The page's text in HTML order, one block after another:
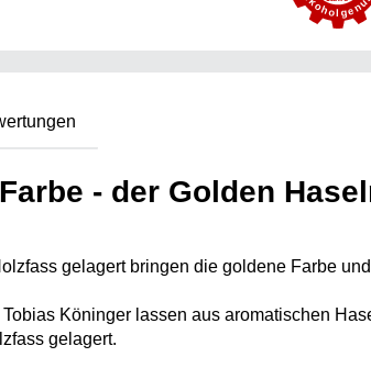
- der Golden
gelagert bringen die goldene Farbe
Köninger lassen aus aromatischen
gelagert.